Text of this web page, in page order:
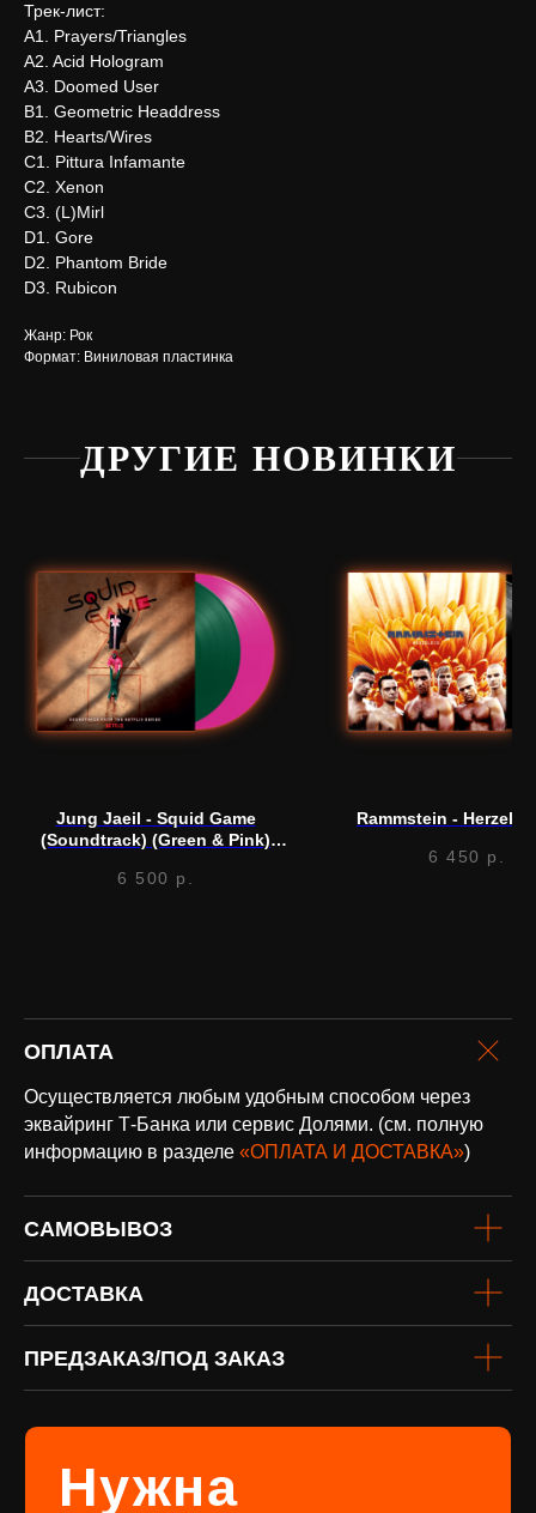
Трек-лист:
A1. Prayers/Triangles
A2. Acid Hologram
A3. Doomed User
B1. Geometric Headdress
B2. Hearts/Wires
C1. Pittura Infamante
C2. Xenon
C3. (L)Mirl
D1. Gore
D2. Phantom Bride
D3. Rubicon
Жанр: Рок
Формат: Виниловая пластинка
ДРУГИЕ НОВИНКИ
Jung Jaeil - Squid Game
(Soundtrack) (Green & Pink)
6 500 р.
Rammstein -
6 450 р.
ОПЛАТА
Осуществляется любым удобным способом через
эквайринг Т-Банка или сервис Долями. (см. полную
информацию в разделе «ОПЛАТА И ДОСТАВКА»)
САМОВЫВОЗ
ДОСТАВКА
ПРЕДЗАКАЗ/ПОД ЗАКАЗ
винил
Под заказ
оформить предзаказ определённого
издания, заполните форму
Нужна
Написать в Telegram
оплата и
доставка
Подробнее
Доставка по всей России и странам
СНГ